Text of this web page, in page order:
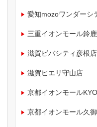
愛知mozoワンダーシ
三重イオンモール鈴
滋賀ビバシティ彦根店
滋賀ピエリ守山店
京都イオンモール
京都イオンモール久